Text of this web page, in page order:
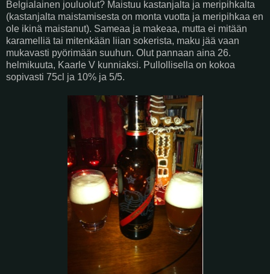
Belgialainen jouluolut? Maistuu kastanjalta ja meripihkalta
(kastanjalta maistamisesta on monta vuotta ja meripihkaa en
ole ikinä maistanut). Sameaa ja makeaa, mutta ei mitään
karamelliä tai mitenkään liian sokerista, maku jää vaan
mukavasti pyörimään suuhun. Olut pannaan aina 26.
helmikuuta, Kaarle V kunniaksi. Pullollisella on kokoa
sopivasti 75cl ja 10% ja 5/5.